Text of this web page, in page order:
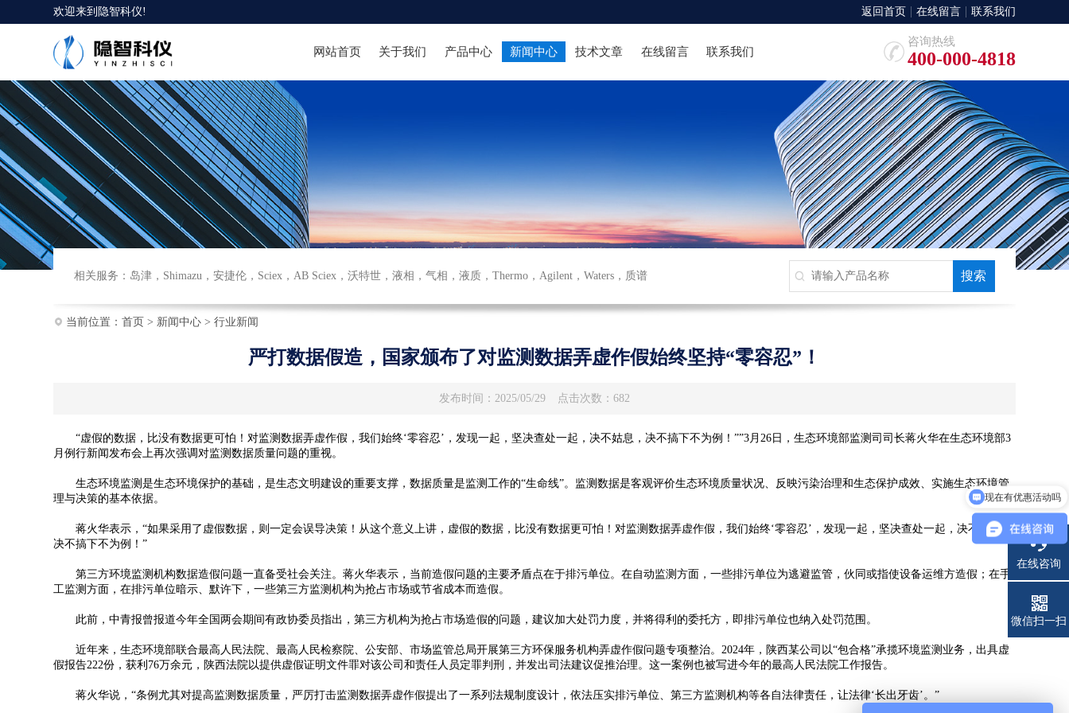
欢迎来到 隐智科仪! 返回首页 在线留言 联系我们
网站首页 关于我们 产品中心 新闻中心 技术文章 在线留言 联系我们
咨询热线
400-000-4818
相关服务： 岛津 ， Shimazu ，安捷伦 ， Sciex ，AB Sciex ，沃特世 ，液相 ，气相 ，液质 ，Thermo ，Agilent ，Waters ， 质谱
当前位置： 首页 > 新闻中心> 行业新闻
严打数据假造，国家颁布了对监测数据弄虚作假始终坚持“零容忍”！
发布时间：2025/05/29 点击次数：682
“虚假的数据，比没有数据更可怕！对监测数据弄虚作假，我们始终‘零容忍’，发现一起，坚决查处一起，决不姑息，决不搞下不为例！””3月26日，生态环境部监测司司长蒋火华在生态环境部3
月例行新闻发布会上再次强调对监测数据质量问题的重视。
生态环境监测是生态环境保护的基础，是生态文明建设的重要支撑，数据质量是监测工作的“生命线”。监测数据是客观评价生态环境质量状况、反映污染治理和生态保护成效、实施生态环境管
理与决策的基本依据。
蒋火华表示，“如果采用了虚假数据，则一定会误导决策！从这个意义上讲，虚假的数据，比没有数据更可怕！对监测数据弄虚作假，我们始终‘零容忍’，发现一起，坚决查处一起，决不姑息，
决不搞下不为例！”
第三方环境监测机构数据造假问题一直备受社会关注。蒋火华表示，当前造假问题的主要矛盾点在于排污单位。在自动监测方面，一些排污单位为逃避监管，伙同或指使设备运维方造假；在手
工监测方面，在排污单位暗示、默许下，一些第三方监测机构为抢占市场或节省成本而造假。
此前，中青报曾报道今年全国两会期间有政协委员指出，第三方机构为抢占市场造假的问题，建议加大处罚力度，并将得利的委托方，即排污单位也纳入处罚范围。
近年来，生态环境部联合最高人民法院、最高人民检察院、公安部、市场监管总局开展第三方环保服务机构弄虚作假问题专项整治。2024年，陕西某公司以“包合格”承揽环境监测业务，出具虚
假报告222份，获利76万余元，陕西法院以提供虚假证明文件罪对该公司和责任人员定罪判刑，并发出司法建议促推治理。这一案例也被写进今年的最高人民法院工作报告。
蒋火华说，“条例尤其对提高监测数据质量，严厉打击监测数据弄虚作假提出了一系列法规制度设计，依法压实排污单位、第三方监测机构等各自法律责任，让法律‘长出牙齿’。”
在线咨询
电话
微信扫一扫
现在有优惠活动吗